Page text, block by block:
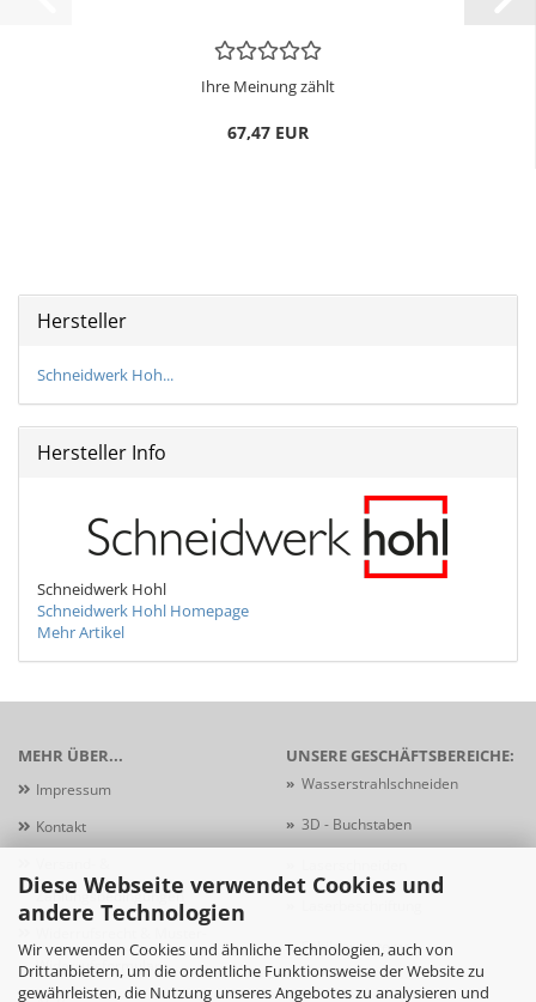
Diese Webseite verwendet Cookies und
andere Technologien
Wir verwenden Cookies und ähnliche Technologien, auch von
Drittanbietern, um die ordentliche Funktionsweise der Website zu
gewährleisten, die Nutzung unseres Angebotes zu analysieren und
Ihre Meinung zählt
67,47 EUR
Hersteller
Schneidwerk Hoh...
Hersteller Info
Schneidwerk Hohl
Schneidwerk Hohl Homepage
Mehr Artikel
MEHR ÜBER...
Impressum
Kontakt
Zahlungsbedingungen
Widerrufsformular
UNSERE GESCHÄFTSBEREICHE:
» Wasserstrahlschneiden
» 3D - Buchstaben
»Schildersysteme